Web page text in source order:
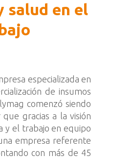
salud en el
especializada en
de insumos
comenzó siendo
gracias a la visión
y el trabajo en equipo
empresa referente
con más de 45